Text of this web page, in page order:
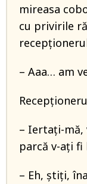
mireasa
cu privirile
– Aaa… am
– Iertați-mă,
parcă v-ați
– Eh, știți,